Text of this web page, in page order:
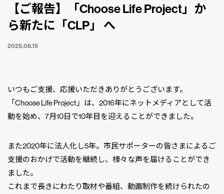
【ご報告】「Choose Life Project」か
ら新たに「CLP」 へ
2025.08.15
いつもご支援、応援いただきありがとうございます。
「Choose Life Project」は、2016年にネットメディアとして活
動を始め、7月10日で10年目を迎えることができました。
また2020年に法人化し5年。市民サポーターの皆さまによるご
支援のおかげで活動を継続し、様々な声を届けることができ
ました。
これまで長きにわたり取材や番組、動画制作を続けられたの